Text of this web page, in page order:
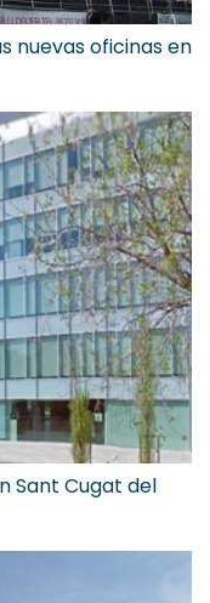
nuevas oficinas en
Sant Cugat del